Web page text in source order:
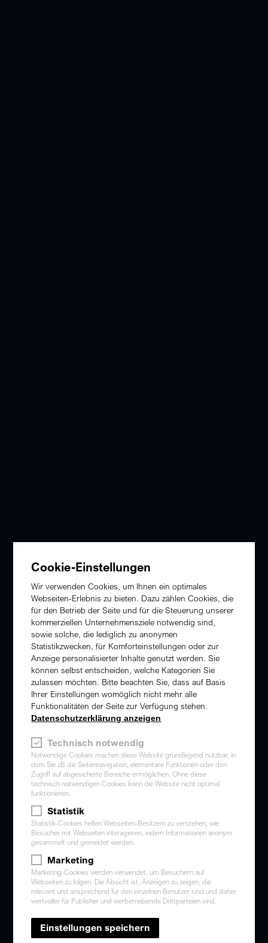
SO KÖNNEN SIE UNS
ERREICHEN
NT & IT GmbH
Ganglgutstraße 93 | A-4050 Traun
office@ntit.at
+43 7229 616 63-0
Cookie-Einstellungen
Wir verwenden Cookies, um Ihnen ein optimales
Webseiten-Erlebnis zu bieten. Dazu zählen Cookies, die
für den Betrieb der Seite und für die Steuerung unserer
kommerziellen Unternehmensziele notwendig sind,
sowie solche, die lediglich zu anonymen
Statistikzwecken, für Komforteinstellungen oder zur
Anzeige personalisierter Inhalte genutzt werden. Sie
können selbst entscheiden, welche Kategorien Sie
zulassen möchten. Bitte beachten Sie, dass auf Basis
Ihrer Einstellungen womöglich nicht mehr alle
Funktionalitäten der Seite zur Verfügung stehen.
Datenschutzerklärung anzeigen
Technisch notwendig
Notwendige Cookies machen diese Website grundlegend nutzbar, in
dem Sie zB die Seitennavigation, elementare Funktionen oder den
Zugriff auf abgesicherte Bereiche ermöglichen. Ohne diese
technisch notwendigen Cookies kann die Website nicht optimal
funktionieren.
Statistik
Statistik-Cookies helfen Webseiten-Besitzern zu verstehen, wie
Besucher mit Webseiten interagieren, indem Informationen anonym
gesammelt und gemeldet werden.
Marketing
Marketing-Cookies werden verwendet, um Besuchern auf
Webseiten zu folgen. Die Absicht ist, Anzeigen zu zeigen, die
relevant und ansprechend für den einzelnen Benutzer sind und daher
wertvoller für Publisher und werbetreibende Drittparteien sind.
Einstellungen speichern